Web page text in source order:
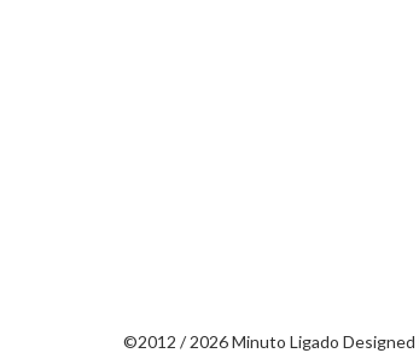
©2012 / 2026 Minuto Ligado Designed